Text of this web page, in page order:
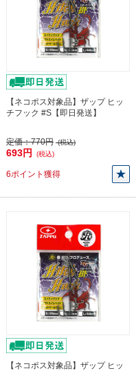
【ネコポス対象品】ザップ ヒッ
チフック #S【即日発送】
定価：770円 (税込)
693円 (税込)
6ポイント獲得
【ネコポス対象品】ザップ ヒッ